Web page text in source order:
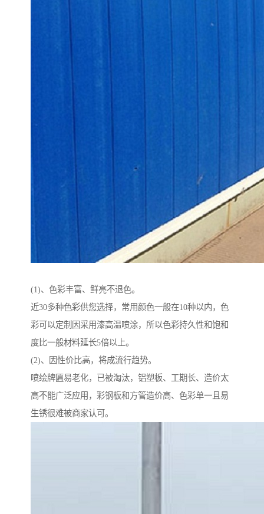
(1)、色彩丰富、鲜亮不退色。
近30多种色彩供您选择，常用颜色一般在10种以内，色
彩可以定制因采用漆高温喷涂，所以色彩持久性和饱和
度比一般材料延长5倍以上。
(2)、因性价比高，将成流行趋势。
喷绘牌匾易老化，已被淘汰，铝塑板、工期长、造价太
高不能广泛应用，彩钢板和方管造价高、色彩单一且易
生锈很难被商家认可。